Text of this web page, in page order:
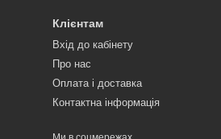
Клієнтам
Вхід до кабінету
Про нас
Оплата і доставка
Контактна інформація